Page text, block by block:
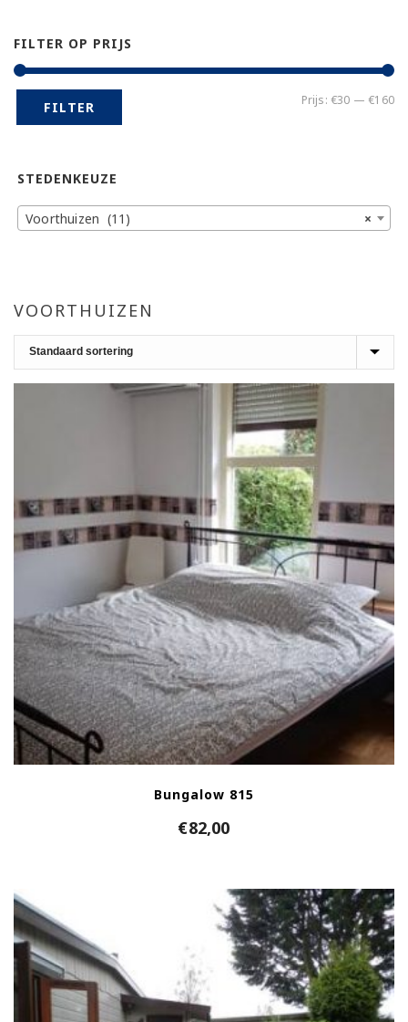
VOORTHUIZEN
Bungalow 815
€82,00
FILTER OP PRIJS
FILTER Prijs: €30 —€160
STEDENKEUZE
×
Voorthuizen (11)